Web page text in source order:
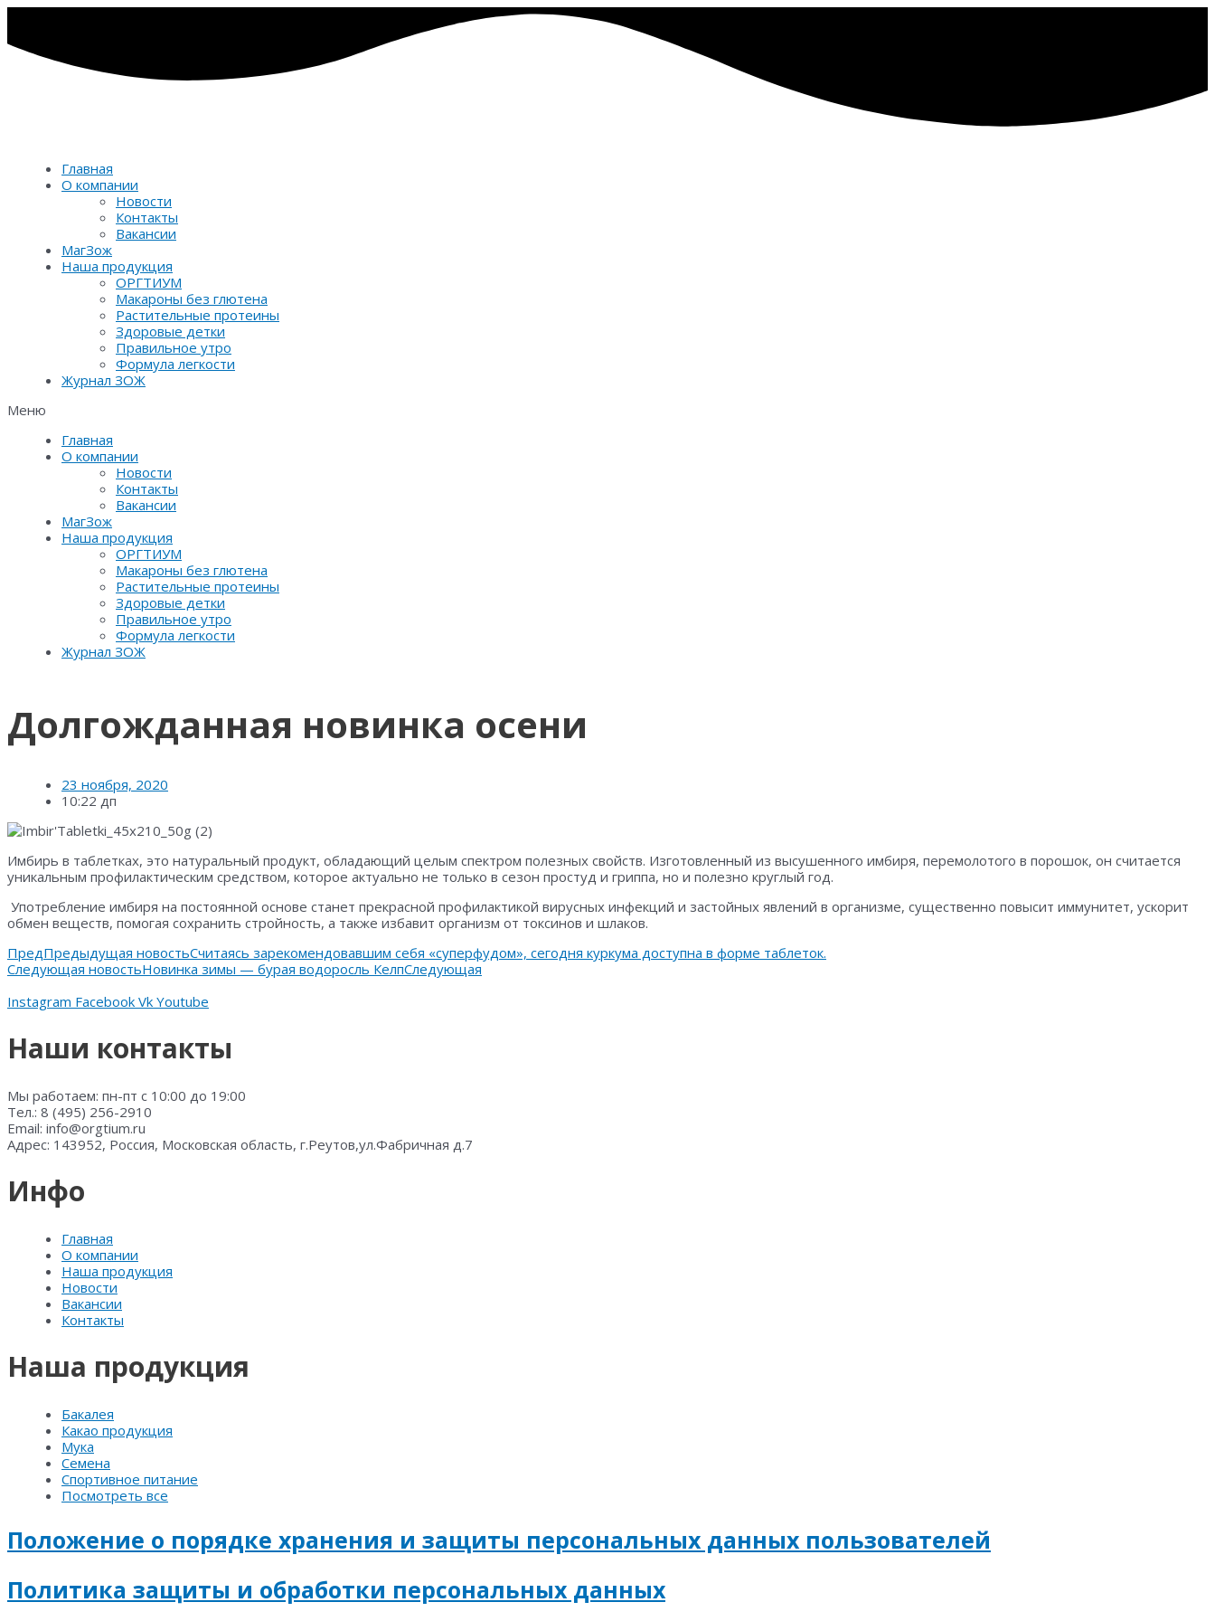
содержимому
Главная
О компании
Новости
Контакты
Вакансии
МагЗож
Наша продукция
ОРГТИУМ
Макароны без глютена
Растительные протеины
Здоровые детки
Правильное утро
Формула легкости
Журнал ЗОЖ
Меню
Главная
О компании
Новости
Контакты
Вакансии
МагЗож
Наша продукция
ОРГТИУМ
Макароны без глютена
Растительные протеины
Здоровые детки
Правильное утро
Формула легкости
Журнал ЗОЖ
Долгожданная новинка осени
23 ноября, 2020
10:22 дп
Имбирь в таблетках, это натуральный продукт, обладающий целым спектром полезных свойств. Изготовленный из высушенного имбиря, перемолотого в порошок, он считается
уникальным профилактическим средством, которое актуально не только в сезон простуд и гриппа, но и полезно круглый год.
Употребление имбиря на постоянной основе станет прекрасной профилактикой вирусных инфекций и застойных явлений в организме, существенно повысит иммунитет, ускорит
обмен веществ, помогая сохранить стройность, а также избавит организм от токсинов и шлаков.
ПредПредыдущая новостьСчитаясь зарекомендовавшим себя «суперфудом», сегодня куркума доступна в форме таблеток.
Следующая новостьНовинка зимы — бурая водоросль КелпСледующая
Instagram Facebook Vk Youtube
Наши контакты
Мы работаем: пн-пт с 10:00 до 19:00
Тел.: 8 (495) 256-2910
Email: info@orgtium.ru
Адрес: 143952, Россия, Московская область, г.Реутов,ул.Фабричная д.7
Инфо
Главная
О компании
Наша продукция
Новости
Вакансии
Контакты
Наша продукция
Бакалея
Какао продукция
Мука
Семена
Спортивное питание
Посмотреть все
Положение о порядке хранения и защиты персональных данных пользователей
Политика защиты и обработки персональных данных